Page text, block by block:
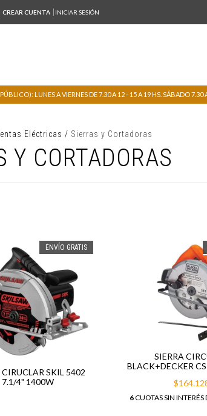
CREAR CUENTA INICIAR SESIÓN
LUNES A VIERNES DE 7.30 A 12 - 15 A 19 HS. SÁBADO 7.30
Eléctricas / Sierras y Cortadoras
Y CORTADORAS
ENVÍO GRATIS
CIRUCLAR SKIL 5402
7.1/4" 1400W
SIERRA
BLACK+DECKER
6CUOTAS SIN INTERÉS